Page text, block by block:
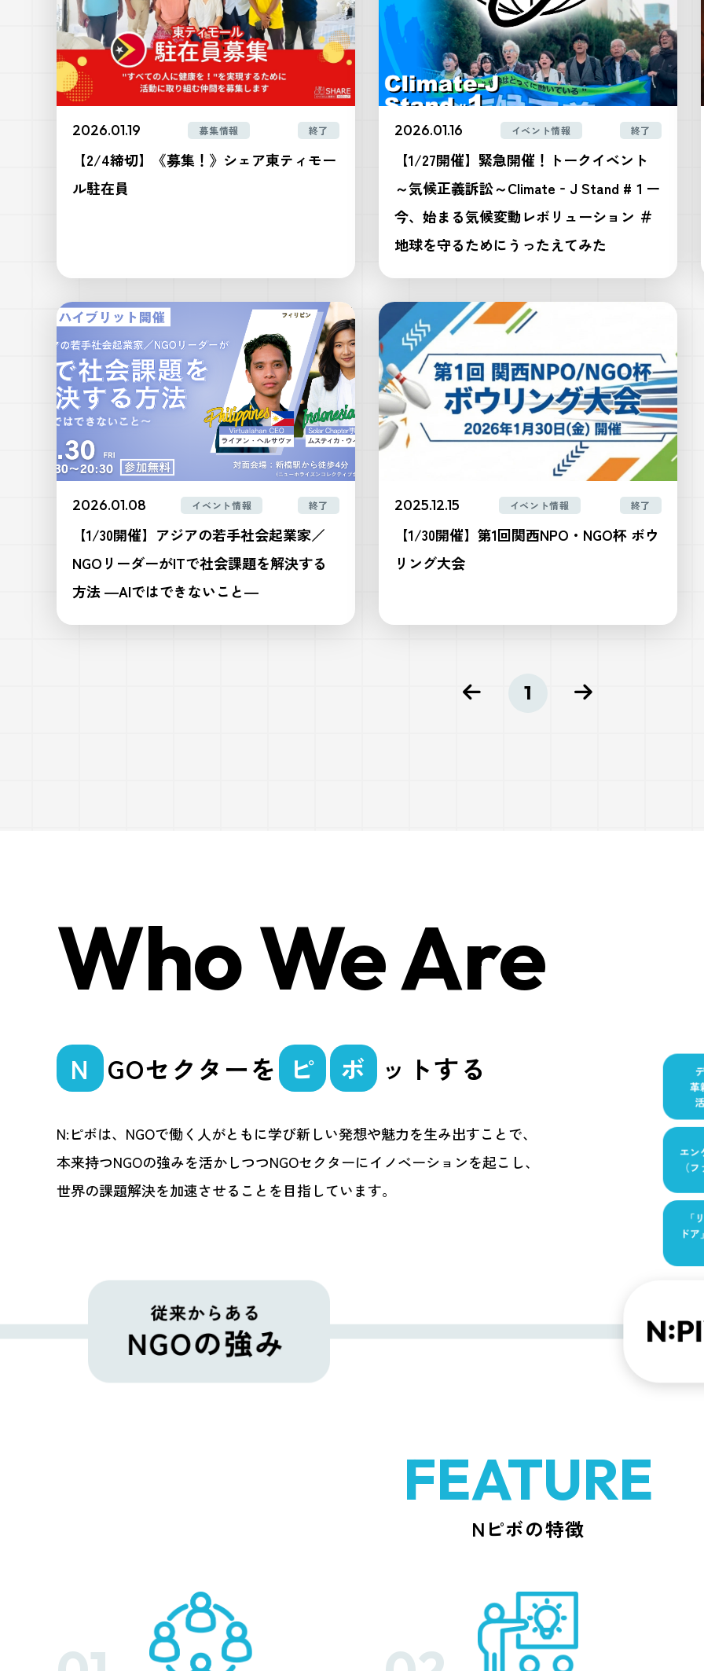
2026.01.19 募集情報 終了
【2/4締切】《募集！》シェア東ティモー
ル駐在員
2026.01.16 イベント情報 終了
【1/27開催】緊急開催！トークイベント
～気候正義訴訟～Climate‐J Stand #１ー
今、始まる気候変動レボリューション ＃
地球を守るためにうったえてみた
2026.01.08 イベント情報 終了
【1/30開催】アジアの若手社会起業家／
NGOリーダーがITで社会課題を解決する
方法 ―AIではできないこと―
2025.12.15 イベント情報 終了
【1/30開催】第1回関西NPO・NGO杯 ボウ
リング大会
1
WhoWe Are
N GOセクターを ピ ボ ットする
N:ピボは、NGOで働く人がともに学び新しい発想や魅力を生み出すことで、
本来持つNGOの強みを活かしつつNGOセクターにイノベーションを起こし、
世界の課題解決を加速させることを目指しています。
FEATURE
Nピボの特徴